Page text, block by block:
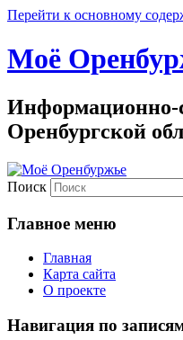
Перейти к основному
Моё
Информационно-
Оренбургской
Поиск
Главное меню
Главная
Карта сайта
О проекте
Навигация по